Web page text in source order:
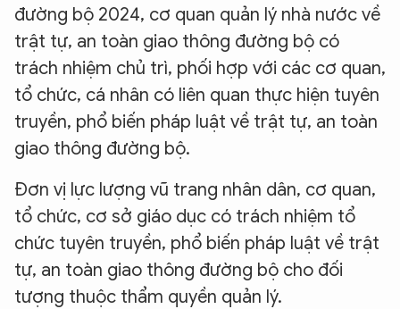
đường bộ 2024, cơ quan quản lý nhà nước về
trật tự, an toàn giao thông đường bộ có
trách nhiệm chủ trì, phối hợp với các cơ quan,
tổ chức, cá nhân có liên quan thực hiện tuyên
truyền, phổ biến pháp luật về trật tự, an toàn
giao thông đường bộ.
Đơn vị lực lượng vũ trang nhân dân, cơ quan,
tổ chức, cơ sở giáo dục có trách nhiệm tổ
chức tuyên truyền, phổ biến pháp luật về trật
tự, an toàn giao thông đường bộ cho đối
tượng thuộc thẩm quyền quản lý.